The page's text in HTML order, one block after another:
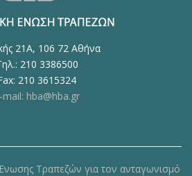
21Α, 106 72 Αθήνα
210 3386500
210 3615324
mail: hba@hba.gr
Ένωσης Τραπεζών για τον ανταγωνισμό